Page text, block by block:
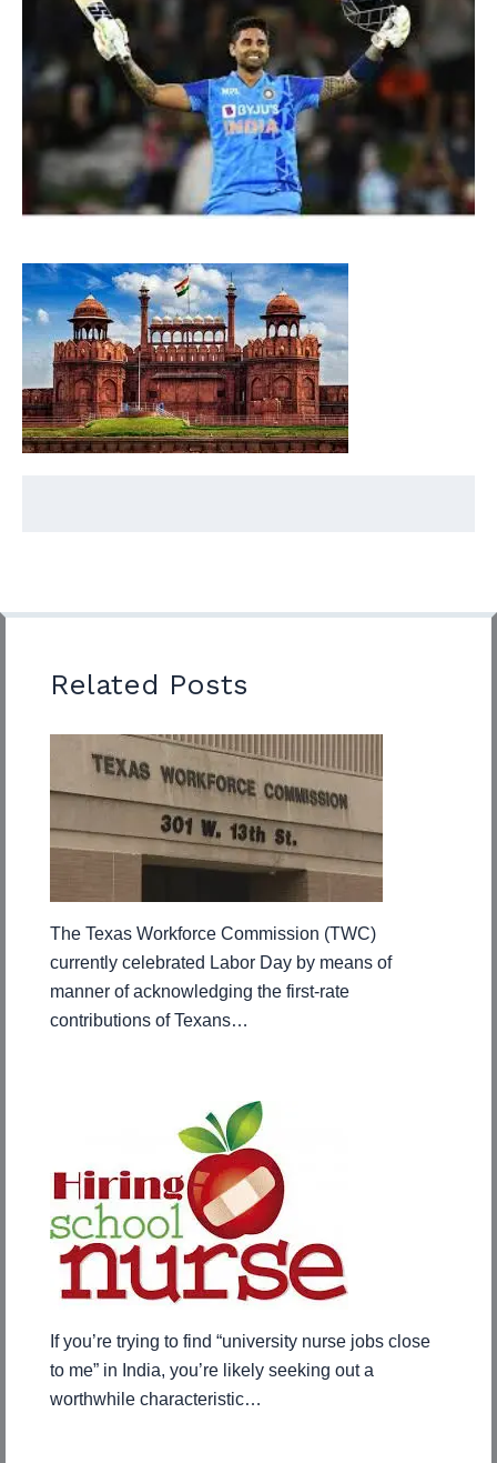
Related Posts
The Texas Workforce Commission (TWC)
currently celebrated Labor Day by means of
manner of acknowledging the first-rate
contributions of Texans…
If you’re trying to find “university nurse jobs close
to me” in India, you’re likely seeking out a
worthwhile characteristic…